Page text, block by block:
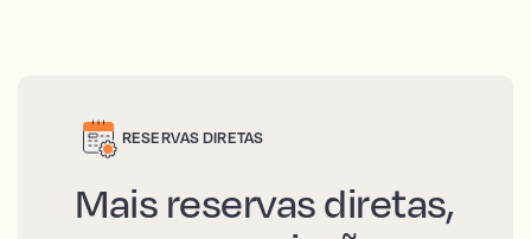
RESERVAS DIRETAS
Mais reservas diretas,